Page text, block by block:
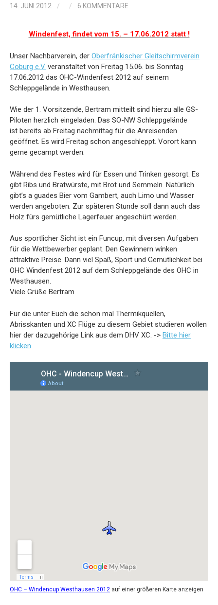
14. JUNI 2012 / / 6 KOMMENTARE
Windenfest, findet vom 15. – 17.06.2012 statt !
Unser Nachbarverein, der Oberfränkischer Gleitschirmverein
Coburg e.V. veranstaltet von Freitag 15.06. bis Sonntag
17.06.2012 das OHC-Windenfest 2012 auf seinem
Schleppgelände in Westhausen.
Wie der 1. Vorsitzende, Bertram mitteilt sind hierzu alle GS-
Piloten herzlich eingeladen. Das SO-NW Schleppgelände
ist bereits ab Freitag nachmittag für die Anreisenden
geöffnet. Es wird Freitag schon angeschleppt. Vorort kann
gerne gecampt werden.
Während des Festes wird für Essen und Trinken gesorgt. Es
gibt Ribs und Bratwürste, mit Brot und Semmeln. Natürlich
gibt’s a guades Bier vom Gambert, auch Limo und Wasser
werden angeboten. Zur späteren Stunde soll dann auch das
Holz fürs gemütliche Lagerfeuer angeschürt werden.
Aus sportlicher Sicht ist ein Funcup, mit diversen Aufgaben
für die Wettbewerber geplant. Den Gewinnern winken
attraktive Preise. Dann viel Spaß, Sport und Gemütlichkeit bei
OHC Windenfest 2012 auf dem Schleppgelände des OHC in
Westhausen.
Viele Grüße Bertram
Für die unter Euch die schon mal Thermikquellen,
Abrisskanten und XC Flüge zu diesem Gebiet studieren wollen
hier der dazugehörige Link aus dem DHV XC. -> Bitte hier
klicken
OHC – Windencup Westhausen 2012 auf einer größeren Karte anzeigen